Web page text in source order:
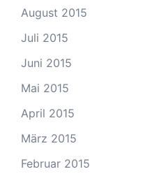
August 2015
Juli 2015
Juni 2015
Mai 2015
April 2015
März 2015
Februar 2015